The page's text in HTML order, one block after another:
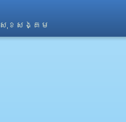
សុខសង្គម